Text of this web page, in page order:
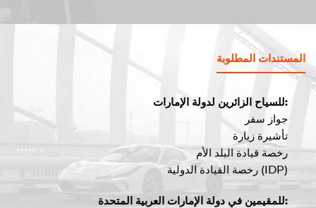
المستندات المطلوبة
للسياح الزائرين لدولة الإمارات:
جواز سفر
تأشيرة زيارة
رخصة قيادة البلد الأم
رخصة القيادة الدولية (IDP)
للمقيمين في دولة الإمارات العربية المتحدة: